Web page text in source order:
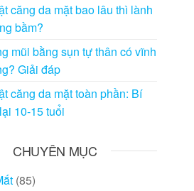
căng da mặt bao lâu thì lành
bầm?
mũi bằng sụn tự thân có vĩnh
Giải đáp
căng da mặt toàn phần: Bí
10-15 tuổi
CHUYÊN MỤC
(85)